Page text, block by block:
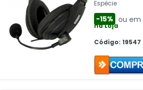
Espécie
-15% ou em
na Loja
Código: 19547